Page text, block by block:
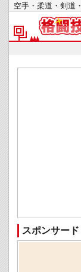
空手・柔道・剣
スポンサード